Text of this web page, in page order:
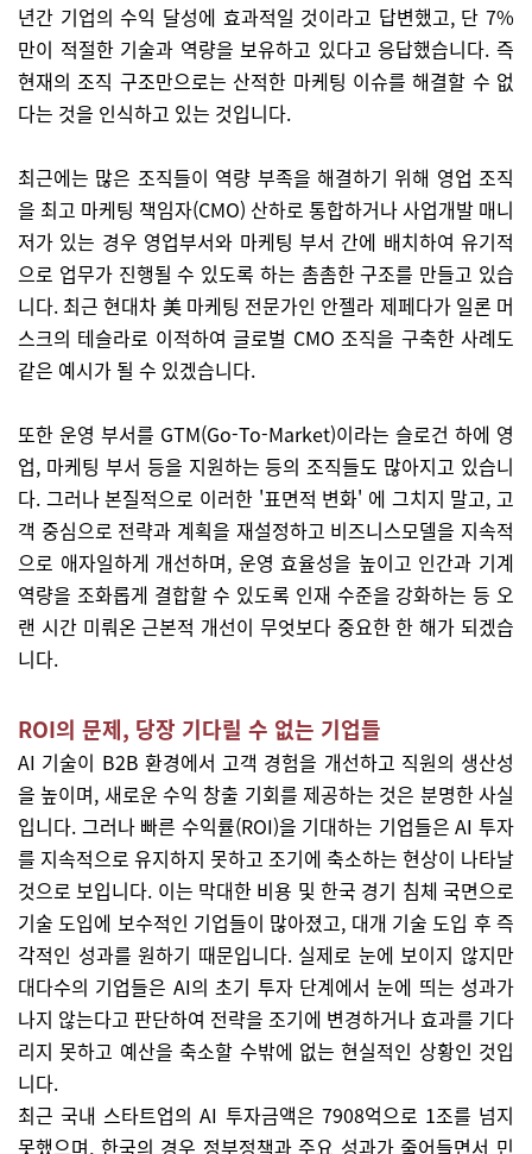
년간 기업의 수익 달성에 효과적일 것이라고 답변했고, 단 7%
만이 적절한 기술과 역량을 보유하고 있다고 응답했습니다. 즉
현재의 조직 구조만으로는 산적한 마케팅 이슈를 해결할 수 없
다는 것을 인식하고 있는 것입니다.
최근에는 많은 조직들이 역량 부족을 해결하기 위해 영업 조직
을 최고 마케팅 책임자(CMO) 산하로 통합하거나 사업개발 매니
저가 있는 경우 영업부서와 마케팅 부서 간에 배치하여 유기적
으로 업무가 진행될 수 있도록 하는 촘촘한 구조를 만들고 있습
니다. 최근 현대차 美 마케팅 전문가인 안젤라 제페다가 일론 머
스크의 테슬라로 이적하여 글로벌 CMO 조직을 구축한 사례도
같은 예시가 될 수 있겠습니다.
또한 운영 부서를 GTM(Go-To-Market)이라는 슬로건 하에 영
업, 마케팅 부서 등을 지원하는 등의 조직들도 많아지고 있습니
다. 그러나 본질적으로 이러한 '표면적 변화' 에 그치지 말고, 고
객 중심으로 전략과 계획을 재설정하고 비즈니스모델을 지속적
으로 애자일하게 개선하며, 운영 효율성을 높이고 인간과 기계
역량을 조화롭게 결합할 수 있도록 인재 수준을 강화하는 등 오
랜 시간 미뤄온 근본적 개선이 무엇보다 중요한 한 해가 되겠습
니다.
ROI의 문제, 당장 기다릴 수 없는 기업들
AI 기술이 B2B 환경에서 고객 경험을 개선하고 직원의 생산성
을 높이며, 새로운 수익 창출 기회를 제공하는 것은 분명한 사실
입니다. 그러나 빠른 수익률(ROI)을 기대하는 기업들은 AI 투자
를 지속적으로 유지하지 못하고 조기에 축소하는 현상이 나타날
것으로 보입니다. 이는 막대한 비용 및 한국 경기 침체 국면으로
기술 도입에 보수적인 기업들이 많아졌고, 대개 기술 도입 후 즉
각적인 성과를 원하기 때문입니다. 실제로 눈에 보이지 않지만
대다수의 기업들은 AI의 초기 투자 단계에서 눈에 띄는 성과가
나지 않는다고 판단하여 전략을 조기에 변경하거나 효과를 기다
리지 못하고 예산을 축소할 수밖에 없는 현실적인 상황인 것입
니다.
최근 국내 스타트업의 AI 투자금액은 7908억으로 1조를 넘지
못했으며, 한국의 경우 정부정책과 주요 성과가 줄어들면서 민